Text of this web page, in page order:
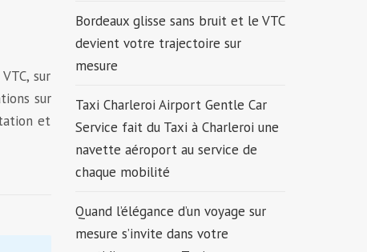
sur
sur
et
Bordeaux glisse sans bruit et le VTC
devient votre trajectoire sur
mesure
Taxi Charleroi Airport Gentle Car
Service fait du Taxi à Charleroi une
navette aéroport au service de
chaque mobilité
Quand l’élégance d’un voyage sur
mesure s’invite dans votre